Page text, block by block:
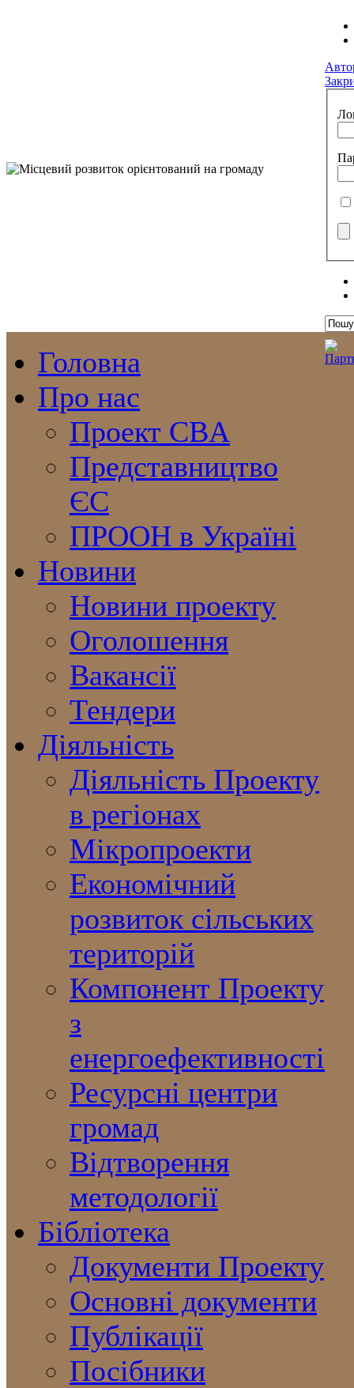
Головна
Про нас
Проект CBA
Представництво
ЄС
ПРООН в Україні
Новини
Новини проекту
Оголошення
Вакансії
Тендери
Діяльність
Діяльність Проекту
в регіонах
Мікропроекти
Економічний
розвиток сільських
територій
Компонент Проекту
з
енергоефективності
Ресурсні центри
громад
Відтворення
методології
Бібліотека
Документи Проекту
Основні документи
Публікації
Посібники